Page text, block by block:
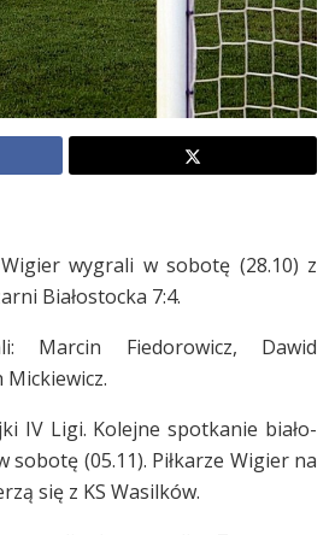
wygrali w sobotę (28.10) z
Białostocka 7:4.
Marcin Fiedorowicz, Dawid
Mickiewicz.
IV Ligi. Kolejne spotkanie biało-
sobotę (05.11). Piłkarze Wigier na
się z KS Wasilków.